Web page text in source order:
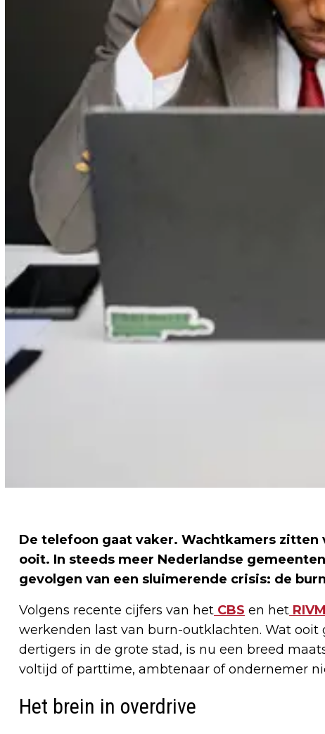
De telefoon gaat vaker. Wachtkamers
ooit. In steeds meer Nederlandse
gevolgen van een sluimerende crisis: de
Volgens recente cijfers van het CBS en het RIVM
werkenden last van burn-outklachten. Wat
dertigers in de grote stad, is nu een breed
voltijd of parttime, ambtenaar of ondernemer
Het brein in overdrive